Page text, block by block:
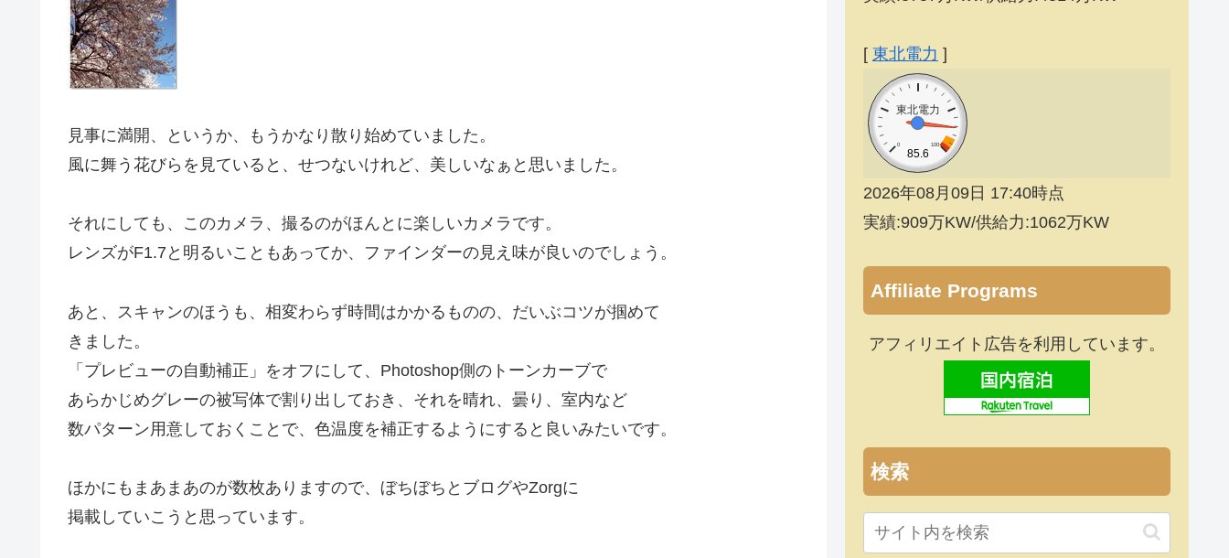
見事に満開、というか、もうかなり散り始めていました。
風に舞う花びらを見ていると、せつないけれど、美しいなぁと思いました。
それにしても、このカメラ、撮るのがほんとに楽しいカメラです。
レンズがF1.7と明るいこともあってか、ファインダーの見え味が良いのでしょう。
あと、スキャンのほうも、相変わらず時間はかかるものの、だいぶコツが掴めて
きました。
「プレビューの自動補正」をオフにして、Photoshop側のトーンカーブで
あらかじめグレーの被写体で割り出しておき、それを晴れ、曇り、室内など
数パターン用意しておくことで、色温度を補正するようにすると良いみたいです。
ほかにもまあまあのが数枚ありますので、ぼちぼちとブログやZorgに
掲載していこうと思っています。
[ 東北電力 ]
東北電力
0 100
85.6
2026年08月09日 17:40時点
実績:909万KW/供給力:1062万KW
Affiliate Programs
アフィリエイト広告を利用しています。
検索